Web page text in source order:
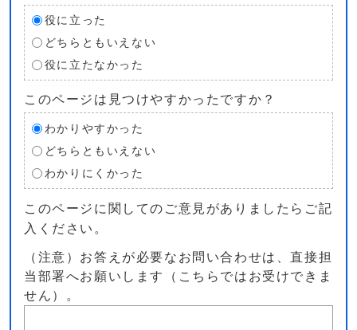
役に立った
どちらともいえない
役に立たなかった
このページは見つけやすかったですか？
わかりやすかった
どちらともいえない
わかりにくかった
このページに関してのご意見がありましたらご記
入ください。
（注意）お答えが必要なお問い合わせは、直接担
当部署へお願いします（こちらではお受けできま
せん）。